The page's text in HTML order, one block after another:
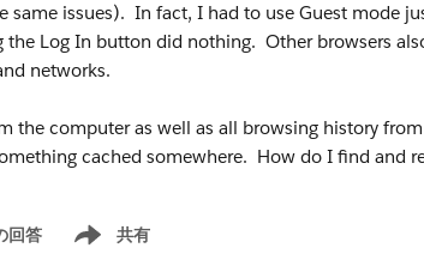
same issues). In fact, I had to use Guest mode
the Log In button did nothing. Other browsers
networks.
the computer as well as all browsing history
cached somewhere. How do I find and
回答 共有
Show menu